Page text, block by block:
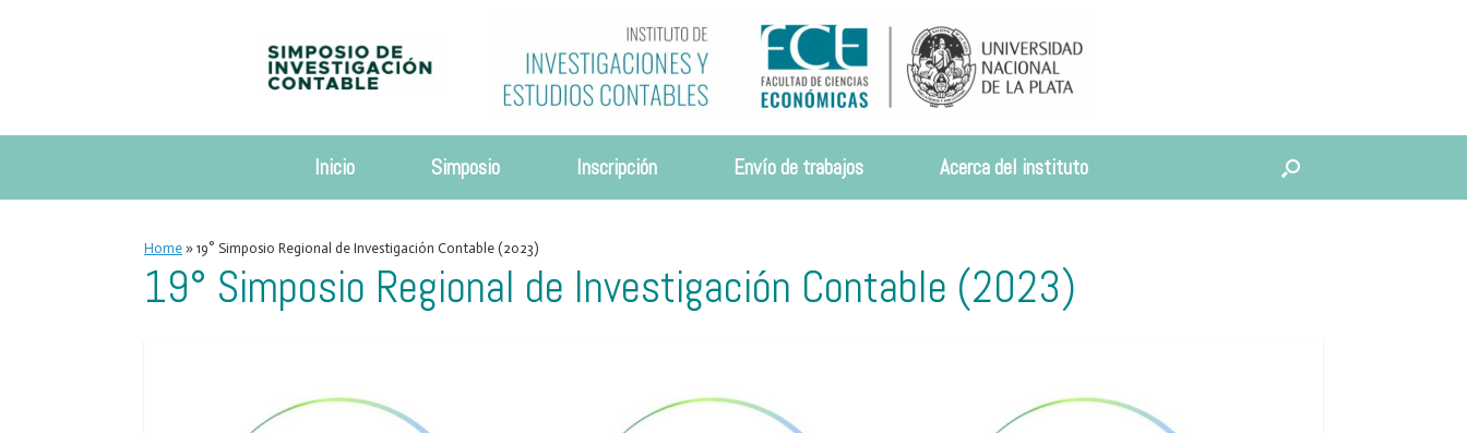
Inicio Simposio Inscripción Envío de trabajos Acerca del instituto
Home » 19° Simposio Regional de Investigación Contable (2023)
19° Simposio Regional de Investigación Contable (2023)